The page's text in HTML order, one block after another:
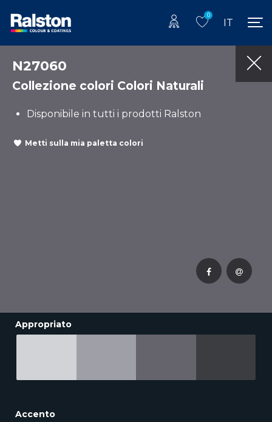
0
IT
N27060
Collezione colori Colori Naturali
Disponibile in tutti i prodotti Ralston
Metti sulla mia paletta colori
Appropriato
Accento